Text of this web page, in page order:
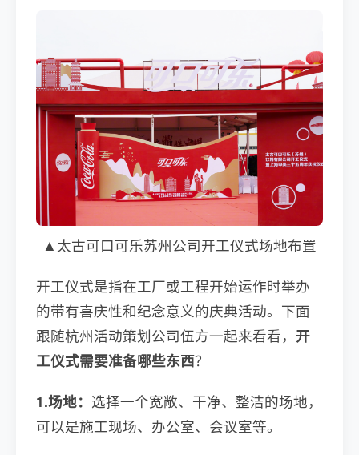
▲太古可口可乐苏州公司开工仪式场地布置
开工仪式是指在工厂或工程开始运作时举办
的带有喜庆性和纪念意义的庆典活动。下面
跟随杭州活动策划公司伍方一起来看看， 开
工仪式需要准备哪些东西？
1.场地： 选择一个宽敞、干净、整洁的场地，
可以是施工现场、办公室、会议室等。